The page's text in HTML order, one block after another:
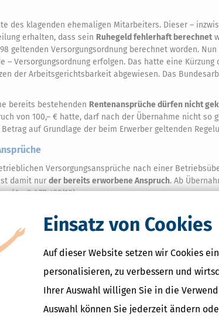
Einsatz von Cookies
Auf dieser Website setzen wir Cookies
personalisieren, zu verbessern und
Ihrer Auswahl willigen Sie in die
Auswahl können Sie jederzeit ändern
des klagenden ehemaligen Mitarbeiters. Dieser –
erhalten, dass sein Ruhegeld fehlerhaft berechnet
geltenden Versorgungsordnung berechnet worden.
Versorgungsordnung erfolgen. Das hatte eine Kürzung
der Arbeitsgerichtsbarkeit abgewiesen. Das
bereits bestehenden Rentenansprüche dürfen nicht
von 100,– € hatte, darf nach der Übernahme nicht so
auf Grundlage der beim Erwerber geltenden
Versorgungsansprüche nach einer
damit nur der bereits erworbene Anspruch. Ab
(Az. 3 AZR 429/18).
Verwandte Lexikon-Begriffe
Arbeitgeber
Arbeitnehmer
Erbe